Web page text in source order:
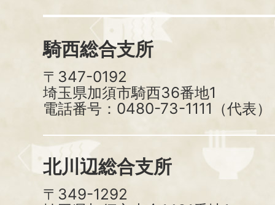
騎西総合支所
〒347-0192
埼玉県加須市騎西36番地1
電話番号：0480-73-1111（代表）
北川辺総合支所
〒349-1292